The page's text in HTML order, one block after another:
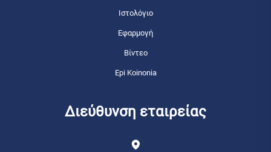
Ιστολόγιο
Εφαρμογή
Βίντεο
Epi Koinonia
Διεύθυνση εταιρείας